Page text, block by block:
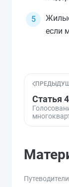
если
Статья